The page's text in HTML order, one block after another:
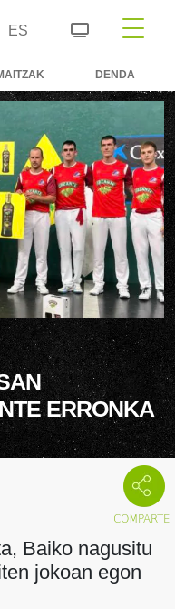
ES
DENDA
ERRONKA
Baiko nagusitu
jokoan egon